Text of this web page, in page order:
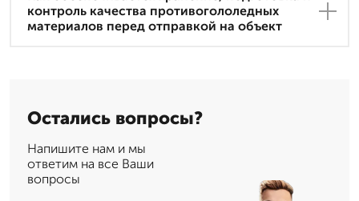
контроль качества противогололедных
материалов перед отправкой на объект
Остались вопросы?
Напишите нам и мы
ответим на все Ваши
вопросы